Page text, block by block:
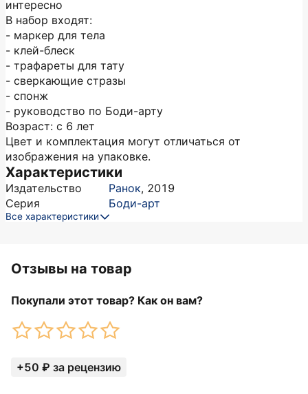
интересно
В набор входят:
- маркер для тела
- клей-блеск
- трафареты для тату
- сверкающие стразы
- спонж
- руководство по Боди-арту
Возраст: с 6 лет
Цвет и комплектация могут отличаться от
изображения на упаковке.
Характеристики
Издательство Ранок, 2019
Серия
Боди-арт
Все характеристики
Отзывы на товар
Покупали этот товар? Как он вам?
+50 ₽ за рецензию